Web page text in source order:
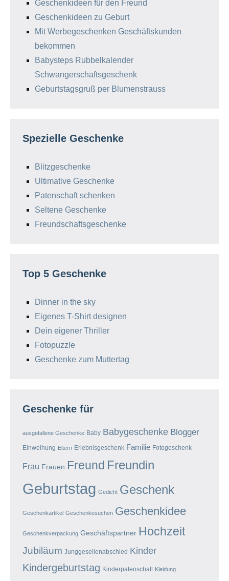
Geschenkideen für den Freund
Geschenkideen zu Geburt
Mit Werbegeschenken Geschäftskunden
bekommen
Babysteps Rubbelkalender
Schwangerschaftsgeschenk
Geburtstagsgruß per Blumenstrauss
Spezielle Geschenke
Blitzgeschenke
Ultimative Geschenke
Patenschaft schenken
Seltene Geschenke
Freundschaftsgeschenke
Top 5 Geschenke
Dinner in the sky
Eigenes T-Shirt designen
Dein eigener Thriller
Fotopuzzle
Geschenke zum Muttertag
Geschenke für
ausgefallene Geschenke Baby Babygeschenke Blogger
Einweihung Eltern Erlebnisgeschenk Familie Fotogeschenk
Frau Frauen Freund Freundin
Geburtstag Gedicht Geschenk
Geschenkartikel Geschenkesuchen Geschenkidee
Geschenkverpackung Geschäftspartner Hochzeit
Jubiläum Junggesellenabschied Kinder
Kindergeburtstag Kinderpatenschaft Kleidung